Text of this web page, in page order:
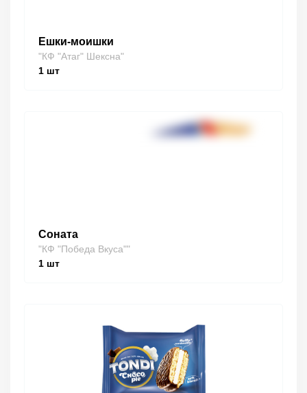
Ешки-моишки
"КФ "Атаг" Шексна"
1 шт
Соната
"КФ "Победа Вкуса""
1 шт